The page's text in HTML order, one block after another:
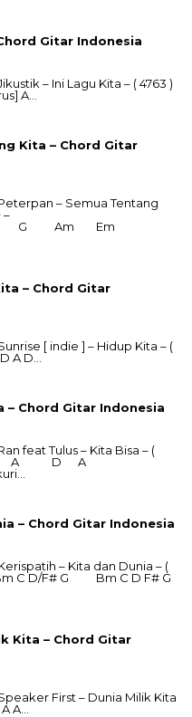
Gitar Indonesia
– Ini Lagu Kita – ( 4763 )
A…
Kita – Chord Gitar
– Semua Tentang
–
C G Am Em
– Chord Gitar
[ indie ] – Hidup Kita – (
A D…
– Chord Gitar Indonesia
feat Tulus – Kita Bisa – (
– D A D A
– Chord Gitar Indonesia
– Kita dan Dunia – (
Bm C D/F# G Bm C D F# G
Kita – Chord Gitar
First – Dunia Milik Kita
A…